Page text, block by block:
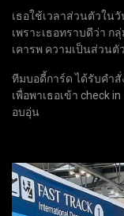
เธอใช้เวลาส่วนตัวใน
เพราะเธอทราบดีว่า ก
เคารพ ความเป็นส่วนตั
ทีมบอดี้การ์ด ได้รับคำ
เพื่อพาเธอเข้า check
อบอุ่น